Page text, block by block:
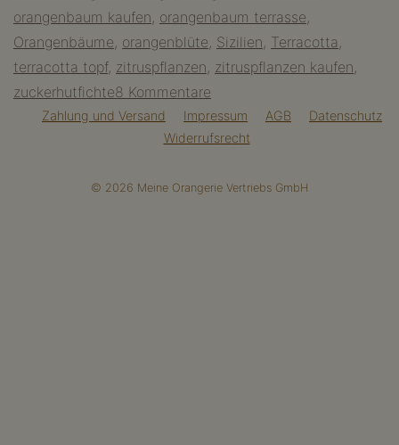
Tipps
orangenbaum kaufen, orangenbaum terrasse,
Orangenbäume, orangenblüte, Sizilien, Terracotta ,
terracotta topf, zitruspflanzen, zitruspflanzen kaufen,
zuckerhutfichte8 Kommentare
Orangenbaum
kaufen
fünf
Zahlung und Versand Impressum AGB
Datenschutz
Widerrufsrecht
© 2026 Meine Orangerie Vertriebs GmbH